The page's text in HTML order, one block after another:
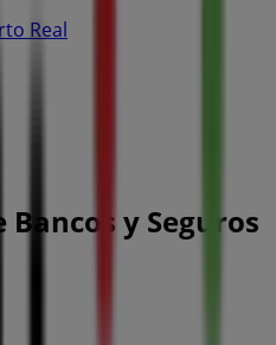
Real
y Seguros